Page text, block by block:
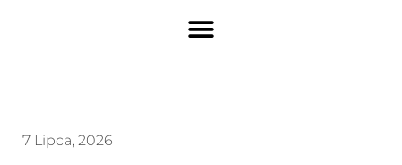
7 Lipca, 2026